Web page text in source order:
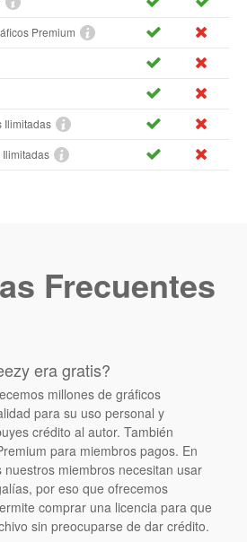
Premium
Ilimitadas
Frecuentes
era gratis?
millones de gráficos
para su uso personal y
crédito al autor. También
para miembros pagos. En
miembros necesitan usar
por eso que ofrecemos
comprar una licencia para que
sin preocuparse de dar crédito.